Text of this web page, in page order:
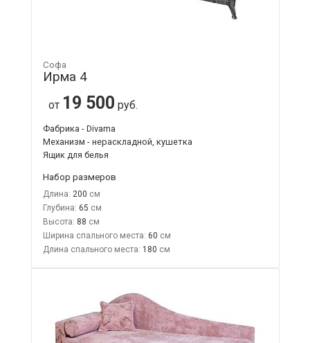
Софа
Ирма 4
от 19 500 руб.
Фабрика - Divama
Механизм - нераскладной, кушетка
Ящик для белья
Набор размеров
Длина: 200
Глубина: 65
Высота: 88
Ширина спального места: 60
Длина спального места: 180